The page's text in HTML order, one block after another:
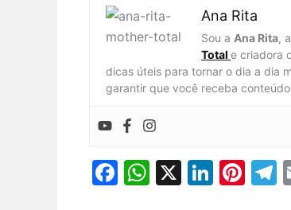
Ana Rita
Sou a Ana Rita,
Total e criadora
dicas úteis para tornar o dia a dia
garantir que você receba
F
W X
Li Pi